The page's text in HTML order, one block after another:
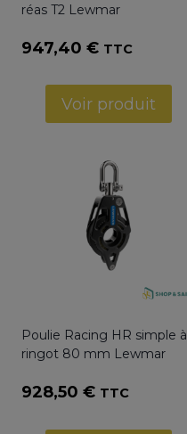
réas T2 Lewmar
947,40 € TTC
Voir produit
Poulie Racing HR simple à
ringot 80 mm Lewmar
928,50 € TTC